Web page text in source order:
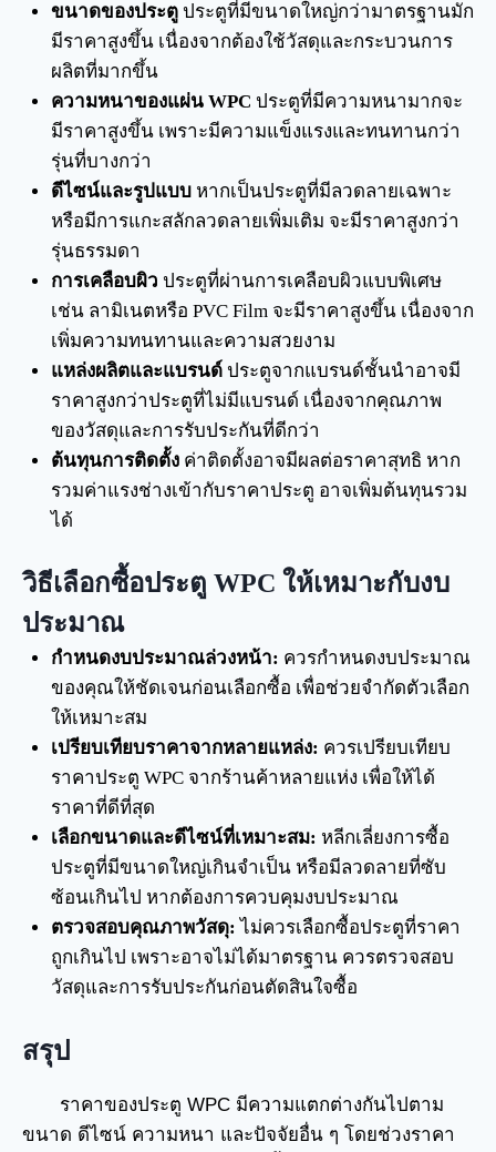
ขนาดของประตูประตูที่มีขนาดใหญ่กว่ามาตรฐานมัก
มีราคาสูงขึ้น เนื่องจากต้องใช้วัสดุและกระบวนการ
ผลิตที่มากขึ้น
ความหนาของแผ่น WPC ประตูที่มีความหนามากจะ
มีราคาสูงขึ้น เพราะมีความแข็งแรงและทนทานกว่า
รุ่นที่บางกว่า
ดีไซน์และรูปแบบหากเป็นประตูที่มีลวดลายเฉพาะ
หรือมีการแกะสลักลวดลายเพิ่มเติม จะมีราคาสูงกว่า
รุ่นธรรมดา
การเคลือบผิว ประตูที่ผ่านการเคลือบผิวแบบพิเศษ
เช่น ลามิเนตหรือ PVC Film จะมีราคาสูงขึ้น เนื่องจาก
เพิ่มความทนทานและความสวยงาม
แหล่งผลิตและแบรนด์ประตูจากแบรนด์ชั้นนำอาจมี
ราคาสูงกว่าประตูที่ไม่มีแบรนด์ เนื่องจากคุณภาพ
ของวัสดุและการรับประกันที่ดีกว่า
ต้นทุนการติดตั้งค่าติดตั้งอาจมีผลต่อราคาสุทธิ หาก
รวมค่าแรงช่างเข้ากับราคาประตู อาจเพิ่มต้นทุนรวม
ได้
วิธีเลือกซื้อประตู WPC ให้เหมาะกับงบ
ประมาณ
กำหนดงบประมาณล่วงหน้า: ควรกำหนดงบประมาณ
ของคุณให้ชัดเจนก่อนเลือกซื้อ เพื่อช่วยจำกัดตัวเลือก
ให้เหมาะสม
เปรียบเทียบราคาจากหลายแหล่ง: ควรเปรียบเทียบ
ราคาประตู WPC จากร้านค้าหลายแห่ง เพื่อให้ได้
ราคาที่ดีที่สุด
เลือกขนาดและดีไซน์ที่เหมาะสม: หลีกเลี่ยงการซื้อ
ประตูที่มีขนาดใหญ่เกินจำเป็น หรือมีลวดลายที่ซับ
ซ้อนเกินไป หากต้องการควบคุมงบประมาณ
ตรวจสอบคุณภาพวัสดุ: ไม่ควรเลือกซื้อประตูที่ราคา
ถูกเกินไป เพราะอาจไม่ได้มาตรฐาน ควรตรวจสอบ
วัสดุและการรับประกันก่อนตัดสินใจซื้อ
สรุป
ราคาของประตู WPC มีความแตกต่างกันไปตาม
ขนาด ดีไซน์ ความหนา และปัจจัยอื่น ๆ โดยช่วงราคา